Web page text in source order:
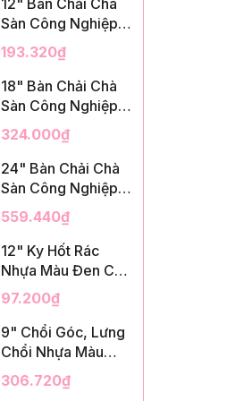
12" Bàn Chải Chà
Sàn Công Nghiệp,
Sợi Palmyra, InsuX
INXDS1, 12
Cái/Thùng (12"
Brush Deck Scrub,
193.320₫
18" Bàn Chải Chà
Sàn Công Nghiệp,
Sợi Palmyra, InsuX
INXDS2, 12
Cái/Thùng (18"
Brush Deck Scrub,
324.000₫
24" Bàn Chải Chà
Sàn Công Nghiệp,
Sợi Palmyra, InsuX
INXDS2, 12
Cái/Thùng (24"
Brush Deck Scrub ,
559.440₫
12" Ky Hốt Rác
Nhựa Màu Đen Có
Tay Cầm, InsuX
INXSHD01, 12
Cái/Thùng, Mã
IMPA 174141 (12"
Black Plastic)
97.200₫
9" Chổi Góc, Lưng
Chổi Nhựa Màu
Vàng, Lông PET
Màu Đen, Kèm Cán
306.720₫